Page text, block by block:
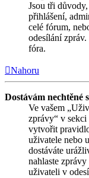
Jsou tři
přihlášení,
celé fórum,
odesílání
fóra.
Nahoru
Dostávám nechtěné
Ve vašem
zprávy“ v sekci
vytvořit
uživatele nebo
dostáváte
nahlaste
uživateli v